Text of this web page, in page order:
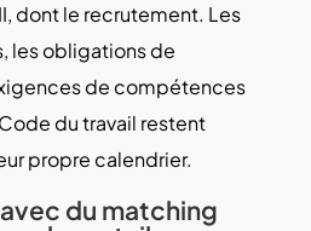
dont le recrutement. Les
les obligations de
de compétences
du travail restent
propre calendrier.
du matching